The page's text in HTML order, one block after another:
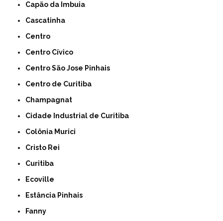
Capão da Imbuia
Cascatinha
Centro
Centro Cívico
Centro São Jose Pinhais
Centro de Curitiba
Champagnat
Cidade Industrial de Curitiba
Colônia Murici
Cristo Rei
Curitiba
Ecoville
Estância Pinhais
Fanny